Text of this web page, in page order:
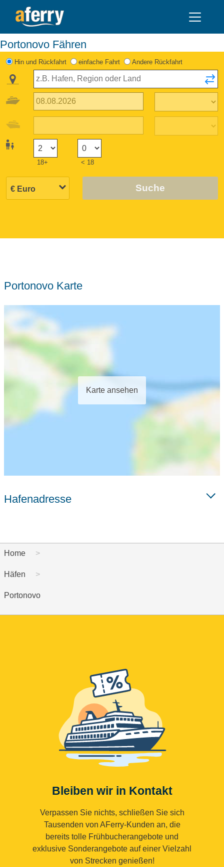
Portonovo Fähren
Hin und Rückfahrt einfache Fahrt Andere Rückfahrt
18+ < 18
Suche
Portonovo Karte
Karte ansehen
Hafenadresse
Home
Häfen
Portonovo
Bleiben wir in Kontakt
Verpassen Sie nichts, schließen Sie sich
Tausenden von AFerry-Kunden an, die
bereits tolle Frühbucherangebote und
exklusive Sonderangebote auf einer Vielzahl
von Strecken genießen!